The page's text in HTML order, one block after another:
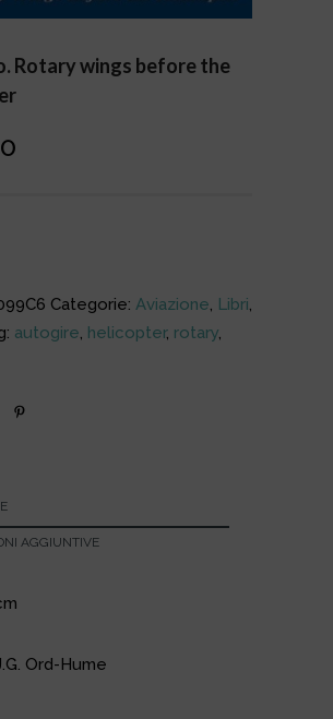
Rotary wings before the
Categorie: Aviazione, Libri,
autogire, helicopter, rotary,
AGGIUNTIVE
Ord-Hume